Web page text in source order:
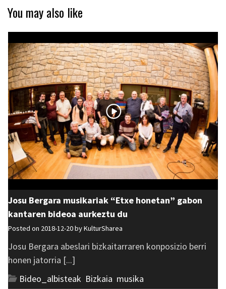
You may also like
Josu Bergara musikariak “Etxe honetan” gabon
kantaren bideoa aurkeztu du
Posted on 2018-12-20 byKulturSharea
Josu Bergara abeslari bizkaitarraren konposizio berri
honen jatorria [...]
Bideo_albisteak Bizkaia musika